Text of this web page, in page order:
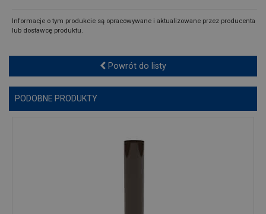
Informacje o tym produkcie są opracowywane i aktualizowane przez producenta
lub dostawcę produktu.
Powrót do listy
PODOBNE PRODUKTY